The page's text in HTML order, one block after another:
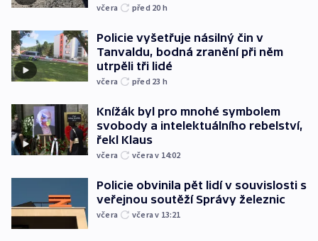
včera před 20 h
Policie vyšetřuje násilný čin v
Tanvaldu, bodná zranění při něm
utrpěli tři lidé
včera před 23 h
Knížák byl pro mnohé symbolem
svobody a intelektuálního rebelství,
řekl Klaus
včera včera v 14:02
Policie obvinila pět lidí v souvislosti s
veřejnou soutěží Správy železnic
včera včera v 13:21